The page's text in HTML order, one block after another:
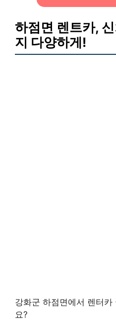
하점면 렌트카,
지 다양하게!
강화군 하점면에서 렌터
요?